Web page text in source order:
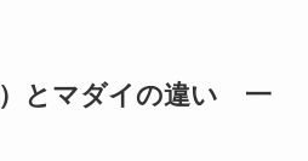
とマダイの違い 一